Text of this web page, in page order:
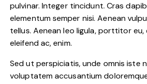
pulvinar. Integer tincidunt. Cras
elementum semper nisi. Aenean
tellus. Aenean leo ligula, porttitor
eleifend ac, enim.
Sed ut perspiciatis, unde omnis iste
voluptatem accusantium